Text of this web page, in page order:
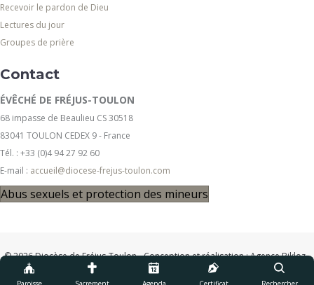
Recevoir le pardon de Dieu
Lectures du jour
Groupes de prière
Contact
ÉVÊCHÉ DE FRÉJUS-TOULON
68 impasse de Beaulieu CS 30518
83041 TOULON CEDEX 9 - France
Tél. : +33 (0)4 94 27 92 60
E-mail : accueil@diocese-frejus-toulon.com
Abus sexuels et protection des mineurs
© 2026 Diocèse de Fréjus-Toulon - Conception et réalisation :Agence Bikloz-
Mentions légales
Politique de confidentialité